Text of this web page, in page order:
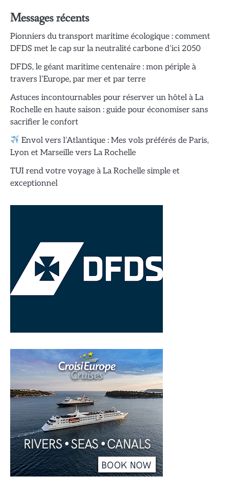
Messages récents
Pionniers du transport maritime écologique : comment
DFDS met le cap sur la neutralité carbone d’ici 2050
DFDS, le géant maritime centenaire : mon périple à
travers l’Europe, par mer et par terre
Astuces incontournables pour réserver un hôtel à La
Rochelle en haute saison : guide pour économiser sans
sacrifier le confort
Envol vers l’Atlantique : Mes vols préférés de Paris,
Lyon et Marseille vers La Rochelle
TUI rend votre voyage à La Rochelle simple et
exceptionnel